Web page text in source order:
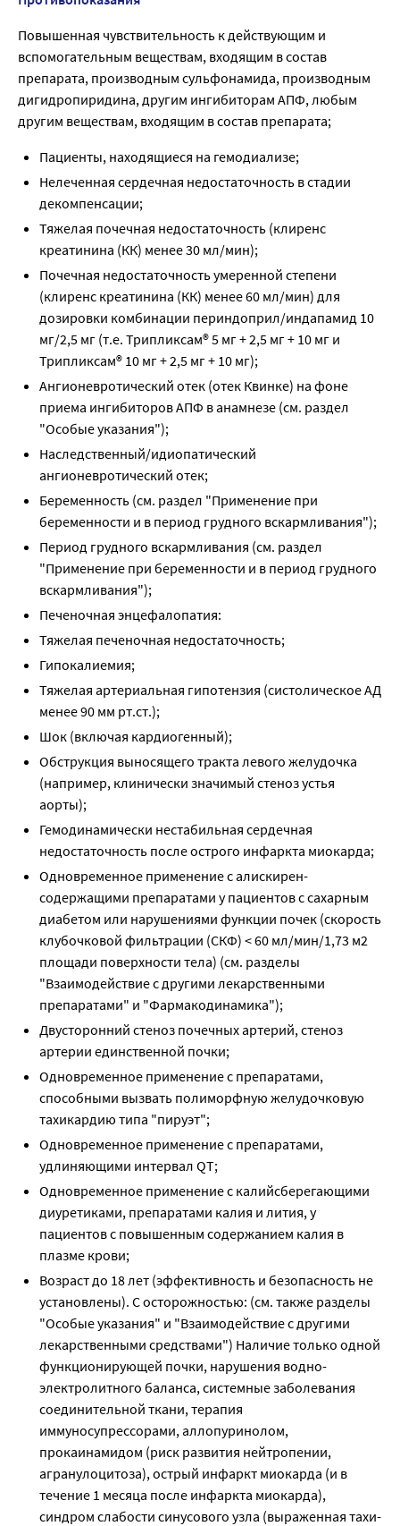
Повышенная чувствительность к действующим и
вспомогательным веществам, входящим в состав
препарата, производным сульфонамида, производным
дигидропиридина, другим ингибиторам АПФ, любым
другим веществам, входящим в состав препарата;
Пациенты, находящиеся на гемодиализе;
Нелеченная сердечная недостаточность в стадии
декомпенсации;
Тяжелая почечная недостаточность (клиренс
креатинина (КК) менее 30 мл/мин);
Почечная недостаточность умеренной степени
(клиренс креатинина (КК) менее 60 мл/мин) для
дозировки комбинации периндоприл/индапамид 10
мг/2,5 мг (т.е. Трипликсам® 5 мг + 2,5 мг + 10 мг и
Трипликсам® 10 мг + 2,5 мг + 10 мг);
Ангионевротический отек (отек Квинке) на фоне
приема ингибиторов АПФ в анамнезе (см. раздел
"Особые указания");
Наследственный/идиопатический
ангионевротический отек;
Беременность (см. раздел "Применение при
беременности и в период грудного вскармливания");
Период грудного вскармливания (см. раздел
"Применение при беременности и в период грудного
вскармливания");
Печеночная энцефалопатия:
Тяжелая печеночная недостаточность;
Гипокалиемия;
Тяжелая артериальная гипотензия (систолическое АД
менее 90 мм рт.ст.);
Шок (включая кардиогенный);
Обструкция выносящего тракта левого желудочка
(например, клинически значимый стеноз устья
аорты);
Гемодинамически нестабильная сердечная
недостаточность после острого инфаркта миокарда;
Одновременное применение с алискирен-
содержащими препаратами у пациентов с сахарным
диабетом или нарушениями функции почек (скорость
клубочковой фильтрации (СКФ) < 60 мл/мин/1,73 м2
площади поверхности тела) (см. разделы
"Взаимодействие с другими лекарственными
препаратами" и "Фармакодинамика");
Двусторонний стеноз почечных артерий, стеноз
артерии единственной почки;
Одновременное применение с препаратами,
способными вызвать полиморфную желудочковую
тахикардию типа "пируэт";
Одновременное применение с препаратами,
удлиняющими интервал QT;
Одновременное применение с калийсберегающими
диуретиками, препаратами калия и лития, у
пациентов с повышенным содержанием калия в
плазме крови;
Возраст до 18 лет (эффективность и безопасность не
установлены). С осторожностью: (см. также разделы
"Особые указания" и "Взаимодействие с другими
лекарственными средствами") Наличие только одной
функционирующей почки, нарушения водно-
электролитного баланса, системные заболевания
соединительной ткани, терапия
иммуносупрессорами, аллопуринолом,
прокаинамидом (риск развития нейтропении,
агранулоцитоза), острый инфаркт миокарда (и в
течение 1 месяца после инфаркта миокарда),
синдром слабости синусового узла (выраженная тахи-